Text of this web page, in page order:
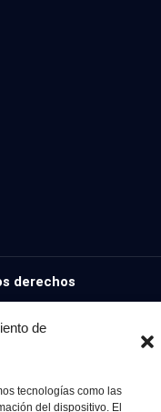
de
tecnologías como las
del dispositivo. El
derechos